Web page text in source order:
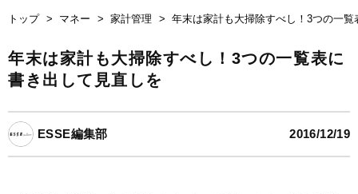
トップ マネー 家計管理 年末は家計も大掃除すべし！3つの一
年末は家計も大掃除すべし！3つの一覧表に
書き出して見直しを
ESSE編集部 2016/12/19